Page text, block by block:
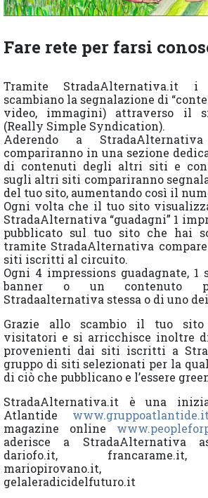
Fare rete per farsi
Tramite
scambiano la segnalazione di
video, immagini) attraverso il
(Really Simple Syndication).
Aderendo a
compariranno in una sezione
di contenuti degli altri siti e
sugli altri siti compariranno
del tuo sito, aumentando così il
Ogni volta che il tuo sito
StradaAlternativa “guadagni” 1
pubblicato sul tuo sito che hai
tramite StradaAlternativa
siti iscritti al circuito.
Ogni 4 impressions guadagnate, 1
banner o un contenuto
Stradaalternativa stessa o di uno
Grazie allo scambio il tuo sito
visitatori e si arricchisce inoltre
provenienti dai siti iscritti a
gruppo di siti selezionati per la
di ciò che pubblicano e l’essere
StradaAlternativa.it è una
Atlantide
magazine online
aderisce a StradaAlternativa
dariofo.it, francarame.it,
mariopirovano.it,
gelaleradicidelfuturo.it